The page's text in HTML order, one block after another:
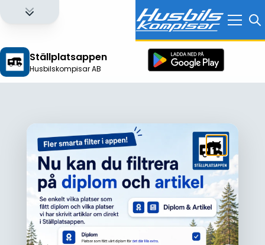
Ställplatsappen
Husbilskompisar AB
Logga in för att få full tillgång till alla funktioner!